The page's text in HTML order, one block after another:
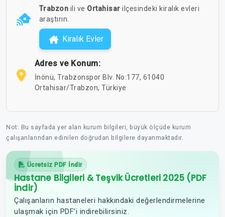
Trabzon ili ve Ortahisar ilçesindeki kiralık evleri
araştırın.
Kiralık Evler
Adres ve Konum:
İnönü, Trabzonspor Blv. No:177, 61040
Ortahisar/Trabzon, Türkiye
Not: Bu sayfada yer alan kurum bilgileri, büyük ölçüde kurum
çalışanlarından edinilen doğrudan bilgilere dayanmaktadır.
Ücretsiz PDF İndir
Hastane Bilgileri & Teşvik Ücretleri 2025 (PDF
İndir)
Çalışanların hastaneleri hakkındaki değerlendirmelerine
ulaşmak için PDF’i indirebilirsiniz.